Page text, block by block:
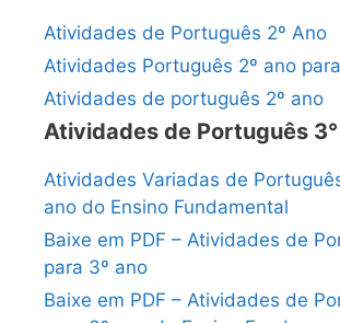
Atividades de Português 2º Ano
Atividades Português 2º ano
Atividades de português 2º ano
Atividades de Português
Atividades Variadas de
ano do Ensino Fundamental
Baixe em PDF – Atividades de
para 3º ano
Baixe em PDF – Atividades de